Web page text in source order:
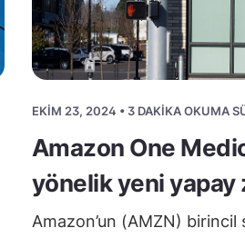
EKIM 23, 2024 • 3 DAKIKA OKUMA
Amazon One
yönelik yeni yapay
Amazon’un (AMZN)